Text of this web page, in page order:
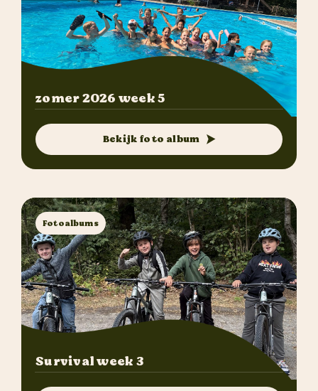
zomer 2026 week 5
Bekijk foto album
Fotoalbums
Survival week 3